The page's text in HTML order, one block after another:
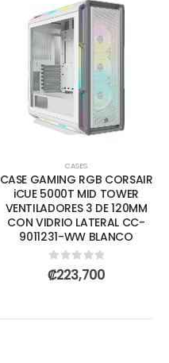
CASES
CASE GAMING RGB CORSAIR
iCUE 5000T MID TOWER
VENTILADORES 3 DE 120MM
CON VIDRIO LATERAL CC-
9011231-WW BLANCO
0out of 5
₡223,700